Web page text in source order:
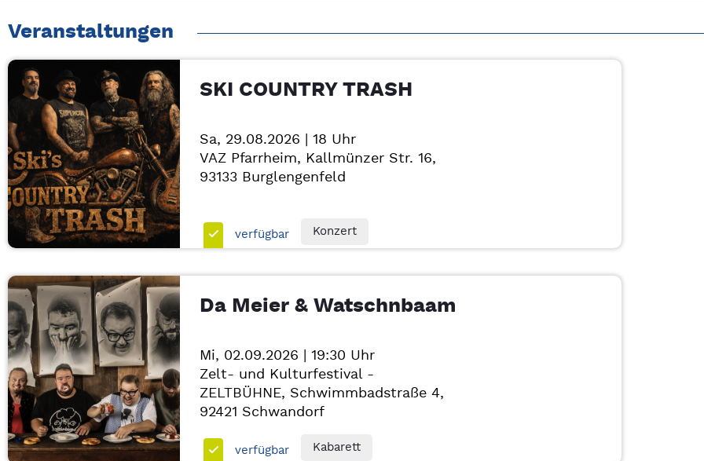
Veranstaltungen
SKI COUNTRY TRASH
Sa, 29.08.2026 | 18 Uhr
VAZ Pfarrheim, Kallmünzer Str. 16,
93133 Burglengenfeld
verfügbar Konzert
Da Meier & Watschnbaam
Mi, 02.09.2026 | 19:30 Uhr
Zelt- und Kulturfestival -
ZELTBÜHNE, Schwimmbadstraße 4,
92421 Schwandorf
verfügbar Kabarett